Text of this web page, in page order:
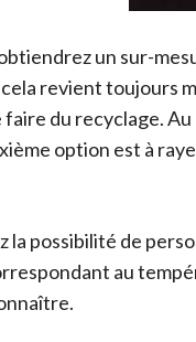
un sur-
revient toujours
du recyclage.
option est à
la possibilité de
au